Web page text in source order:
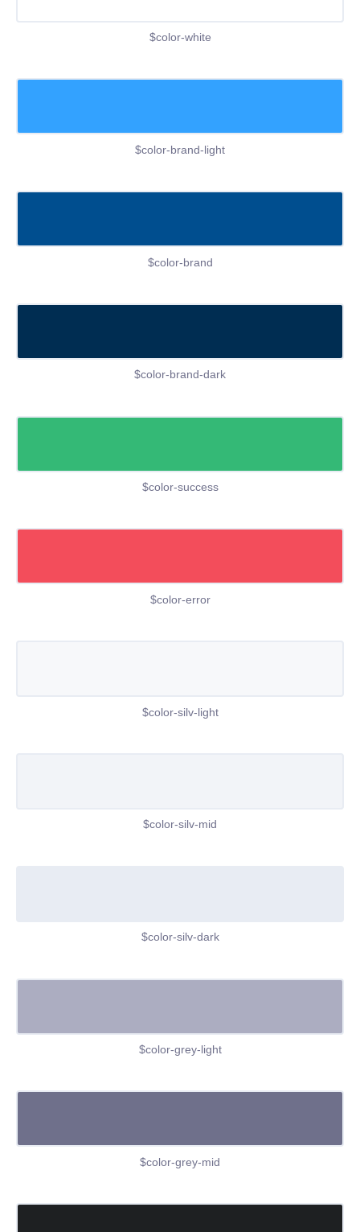
$color-white
$color-brand-light
$color-brand
$color-brand-dark
$color-success
$color-error
$color-silv-light
$color-silv-mid
$color-silv-dark
$color-grey-light
$color-grey-mid